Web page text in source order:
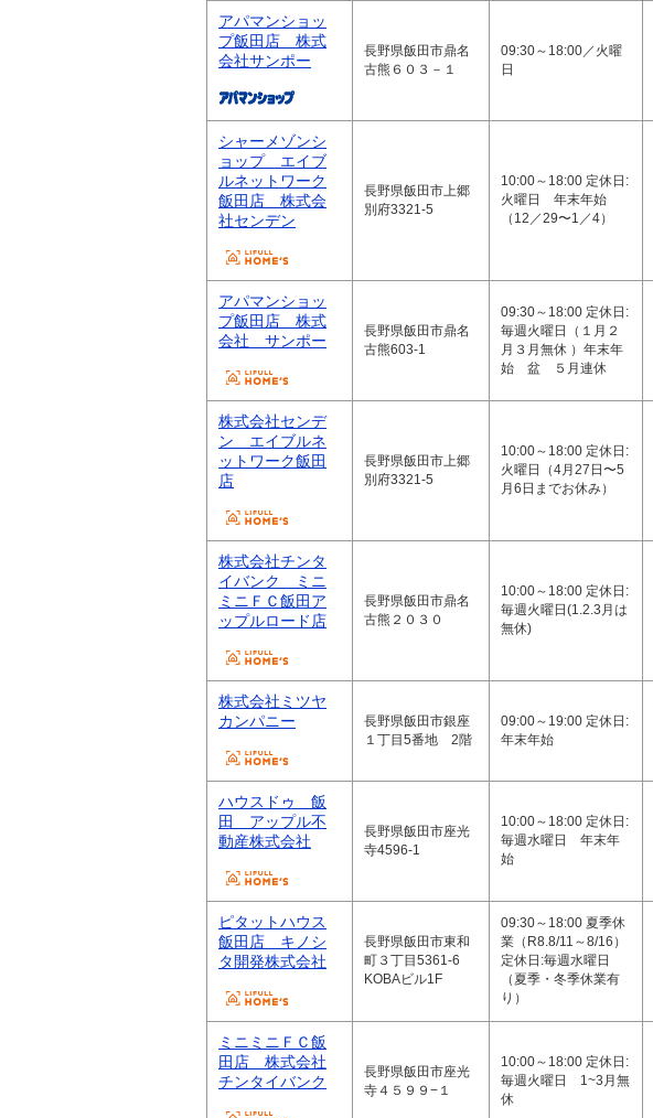
アパマンショッ
プ飯田店 株式
会社サンポー
長野県飯田市鼎名
古熊６０３－１
09:30～18:00／火曜
日
シャーメゾンシ
ョップ エイブ
ルネットワーク
飯田店 株式会
社センデン
長野県飯田市上郷
別府3321-5
10:00～18:00 定休日:
火曜日 年末年始
（12／29〜1／4）
アパマンショッ
プ飯田店 株式
会社 サンポー
長野県飯田市鼎名
古熊603-1
09:30～18:00 定休日:
毎週火曜日（１月２
月３月無休 ）年末年
始 盆 ５月連休
株式会社センデ
ン エイブルネ
ットワーク飯田
店
長野県飯田市上郷
別府3321-5
10:00～18:00 定休日:
火曜日（4月27日〜5
月6日までお休み）
株式会社チンタ
イバンク ミニ
ミニＦＣ飯田ア
ップルロード店
長野県飯田市鼎名
古熊２０３０
10:00～18:00 定休日:
毎週火曜日(1.2.3月は
無休)
株式会社ミツヤ
カンパニー
長野県飯田市銀座
１丁目5番地 2階
09:00～19:00 定休日:
年末年始
ハウスドゥ 飯
田 アップル不
動産株式会社
長野県飯田市座光
寺4596-1
10:00～18:00 定休日:
毎週水曜日 年末年
始
ピタットハウス
飯田店 キノシ
タ開発株式会社
長野県飯田市東和
町３丁目5361-6
KOBAビル1F
09:30～18:00 夏季休
業（R8.8/11～8/16）
定休日:毎週水曜日
（夏季・冬季休業有
り）
ミニミニＦＣ飯
田店 株式会社
チンタイバンク
長野県飯田市座光
寺４５９９−１
10:00～18:00 定休日:
毎週火曜日 1~3月無
休